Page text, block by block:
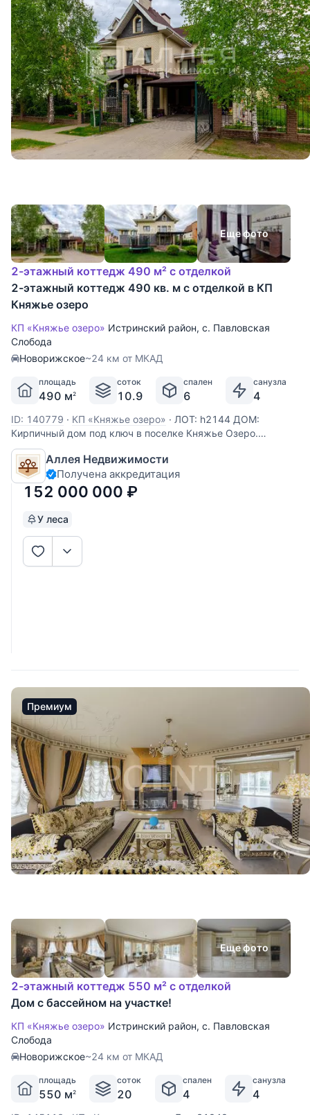
Еще фото
2-этажный коттедж 490 м² с отделкой
2-этажный коттедж 490 кв. м с отделкой в КП
Княжье озеро
КП «Княжье озеро» Истринский район, с. Павловская
Слобода
Новорижское~24 км от МКАД
площадь
490 м2
соток
10.9
спален
6
санузла
4
ID: 140779 · КП «Княжье озеро» · ЛОТ: h2144 ДОМ:
Кирпичный дом под ключ в поселке Княжье Озеро.
Полностью меблирован, кухня оснащена дорогой техникой,
гостиная с дровяным камином, выходом на террасу и
приватную часть участка. Есть комната на первом этаже. В
доме сделаны теплые
Аллея Недвижимости
Получена аккредитация
152 000 000 ₽
У леса
Премиум
Еще фото
2-этажный коттедж 550 м² с отделкой
Дом с бассейном на участке!
КП «Княжье озеро» Истринский район, с. Павловская
Слобода
Новорижское~24 км от МКАД
площадь
550 м2
соток
20
спален
4
санузла
4